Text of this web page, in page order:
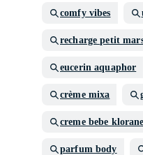
comfy vibes
recharge petit
eucerin aquaphor
crème mixa
creme bebe klorane
parfum body